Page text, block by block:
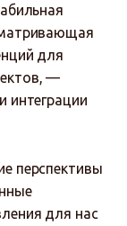
для
—
интеграции
перспективы
для нас